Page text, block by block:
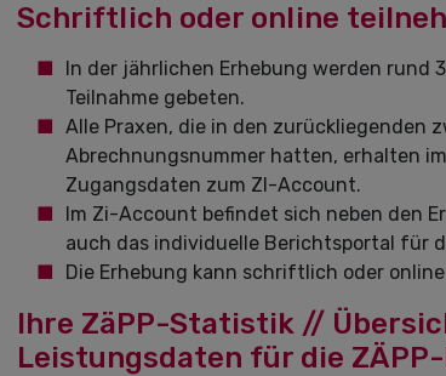
Schriftlich oder online
In der jährlichen Erhebung werden rund
Teilnahme gebeten.
Alle Praxen, die in den zurückliegenden
Abrechnungsnummer hatten, erhalten
Zugangsdaten zum ZI-Account.
Im Zi-Account befindet sich neben den
auch das individuelle Berichtsportal für
Die Erhebung kann schriftlich oder
Ihre ZäPP-Statistik //
Leistungsdaten für die